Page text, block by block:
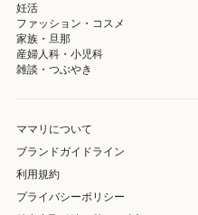
妊活
ファッション・コスメ
家族・旦那
産婦人科・小児科
雑談・つぶやき
ママリについて
ブランドガイドライン
利用規約
プライバシーポリシー